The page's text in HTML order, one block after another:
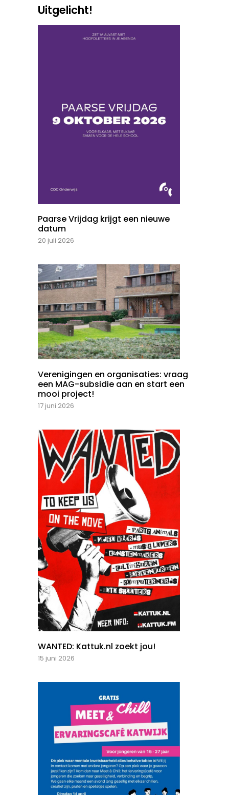
Uitgelicht!
Paarse Vrijdag krijgt een nieuwe
datum
20 juli 2026
Verenigingen en organisaties: vraag
een MAG-subsidie aan en start een
mooi project!
17 juni 2026
WANTED: Kattuk.nl zoekt jou!
15 juni 2026